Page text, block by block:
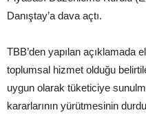
Danıştay’a dava açtı.
TBB’den yapılan açıklamada
toplumsal hizmet olduğu
uygun olarak tüketiciye
kararlarının yürütmesinin